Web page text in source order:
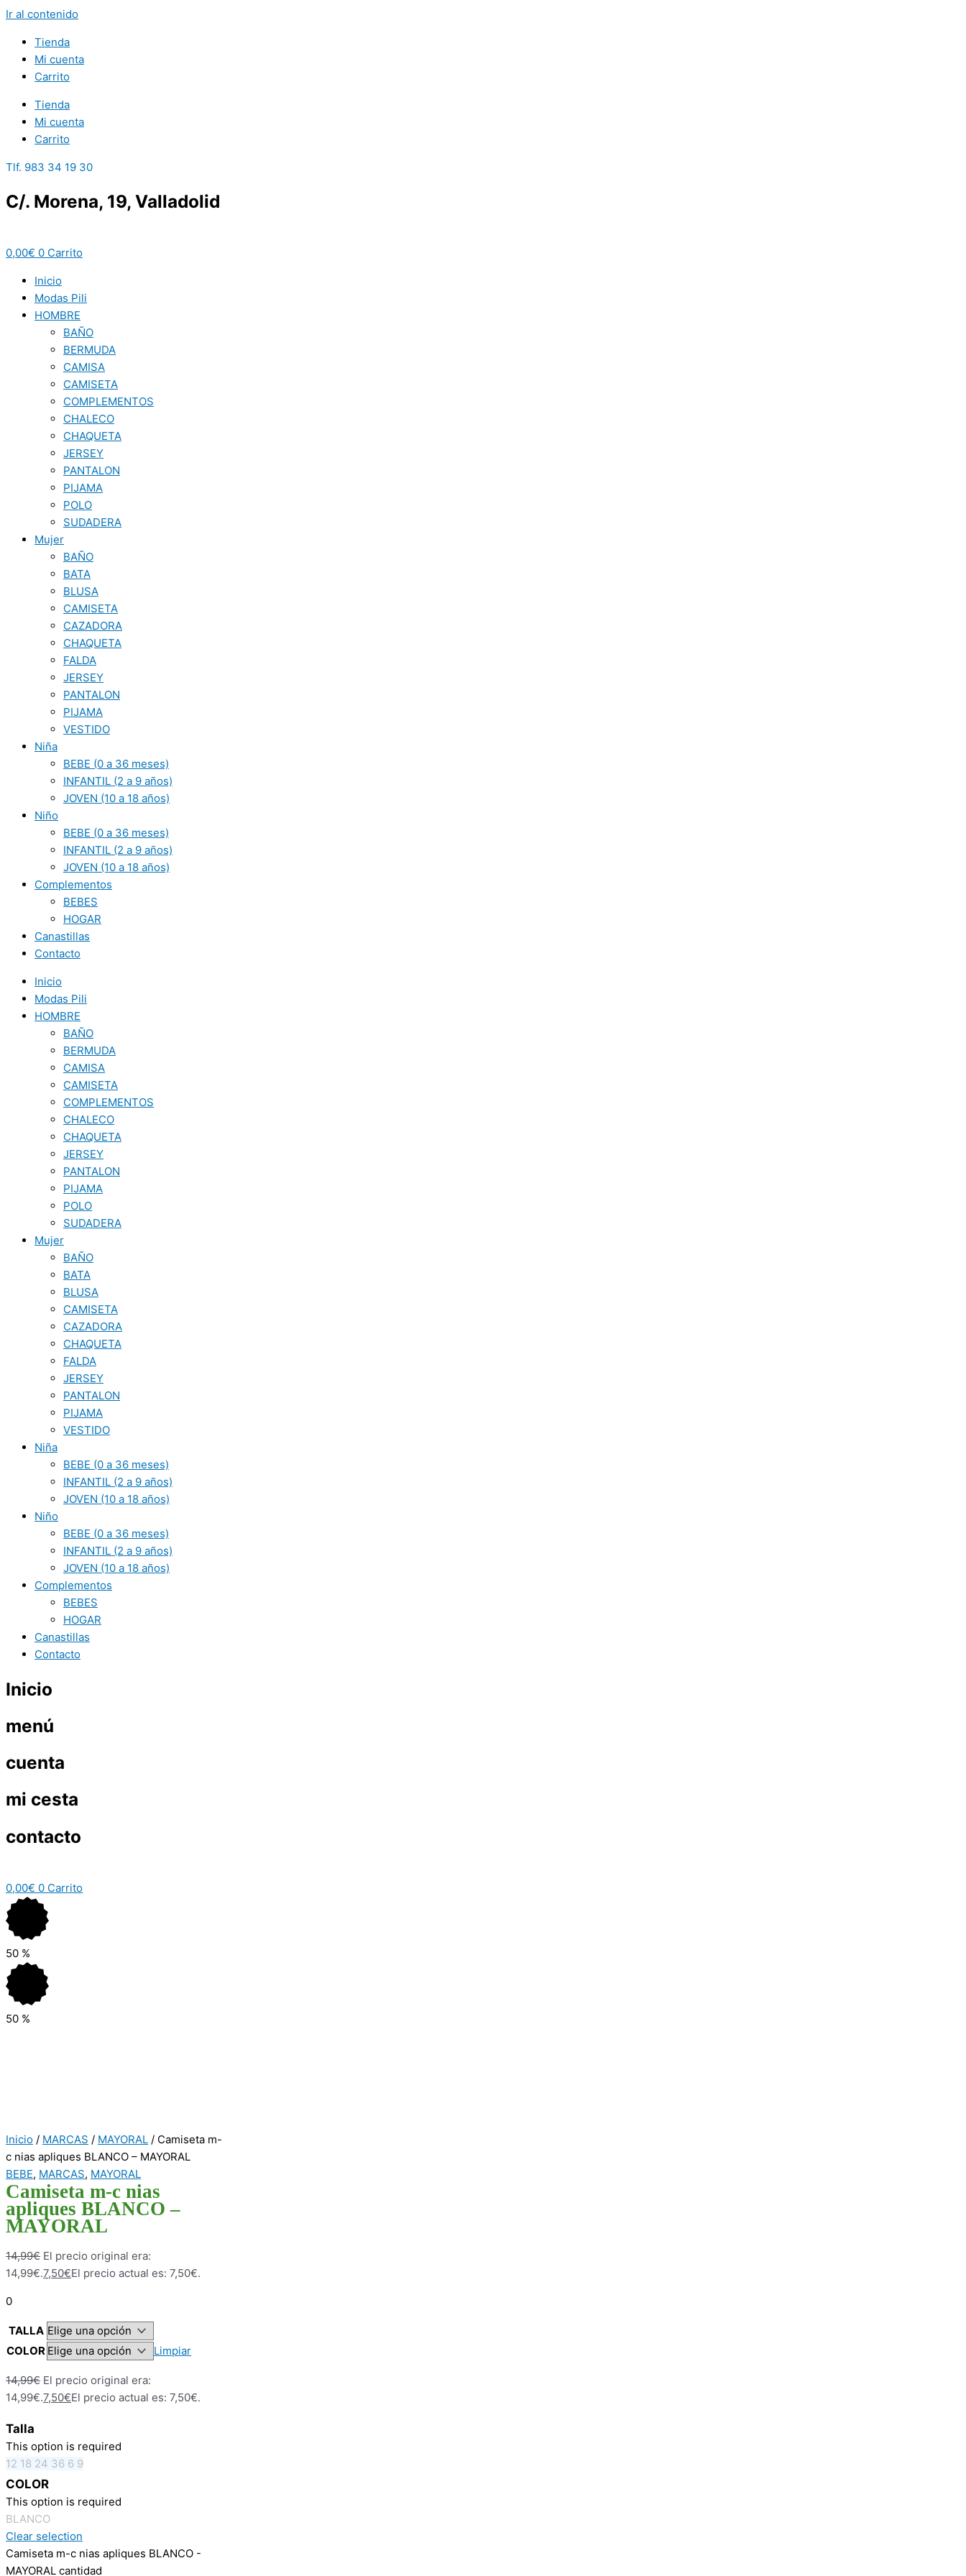
Ir al contenido
Tienda
Mi cuenta
Carrito
Tienda
Mi cuenta
Carrito
Tlf. 983 34 19 30
C/. Morena, 19, Valladolid
0,00€ 0 Carrito
Inicio
Modas Pili
HOMBRE
BAÑO
BERMUDA
CAMISA
CAMISETA
COMPLEMENTOS
CHALECO
CHAQUETA
JERSEY
PANTALON
PIJAMA
POLO
SUDADERA
Mujer
BAÑO
BATA
BLUSA
CAMISETA
CAZADORA
CHAQUETA
FALDA
JERSEY
PANTALON
PIJAMA
VESTIDO
Niña
BEBE (0 a 36 meses)
INFANTIL (2 a 9 años)
JOVEN (10 a 18 años)
Niño
BEBE (0 a 36 meses)
INFANTIL (2 a 9 años)
JOVEN (10 a 18 años)
Complementos
BEBES
HOGAR
Canastillas
Contacto
Inicio
Modas Pili
HOMBRE
BAÑO
BERMUDA
CAMISA
CAMISETA
COMPLEMENTOS
CHALECO
CHAQUETA
JERSEY
PANTALON
PIJAMA
POLO
SUDADERA
Mujer
BAÑO
BATA
BLUSA
CAMISETA
CAZADORA
CHAQUETA
FALDA
JERSEY
PANTALON
PIJAMA
VESTIDO
Niña
BEBE (0 a 36 meses)
INFANTIL (2 a 9 años)
JOVEN (10 a 18 años)
Niño
BEBE (0 a 36 meses)
INFANTIL (2 a 9 años)
JOVEN (10 a 18 años)
Complementos
BEBES
HOGAR
Canastillas
Contacto
Inicio
menú
cuenta
mi cesta
contacto
0,00€ 0 Carrito
50 %
50 %
Inicio / MARCAS / MAYORAL / Camiseta m-
c nias apliques BLANCO – MAYORAL
BEBE, MARCAS, MAYORAL
Camiseta m-c nias
apliques BLANCO –
MAYORAL
14,99€ El precio original era:
14,99€.7,50€El precio actual es: 7,50€.
0
TALLA
COLOR
Limpiar
14,99€ El precio original era:
14,99€.7,50€El precio actual es: 7,50€.
Talla
This option is required
12 18 24 36 6 9
COLOR
This option is required
BLANCO
Clear selection
Camiseta m-c nias apliques BLANCO -
MAYORAL cantidad